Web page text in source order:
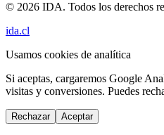
© 2026 IDA. Todos los derechos
ida.cl
Usamos cookies de analítica
Si aceptas, cargaremos Google
visitas y conversiones. Puedes
Rechazar Aceptar